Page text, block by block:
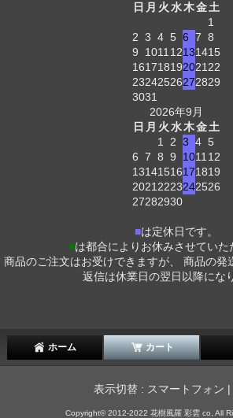
日 月 火水木金土
1
2 3 4 5 6 7 8
9
1011 12131415
161718192021 22
23242526272829
3031
2026年9月
日 月 火水木金土
1
2 3 4 5
6 7 8 9 1011 12
13141516171819
2021 2223242526
27282930
■は定休日です。
■は都合によりお休みさせていた
商品のご注文はお受けできますが、 商品の発
返信は休業日の翌日以降にな
ホーム カート
表示切替 : スマートフォン |
Copyright© 2012-2022 花樹風羅 彩雲 co, All